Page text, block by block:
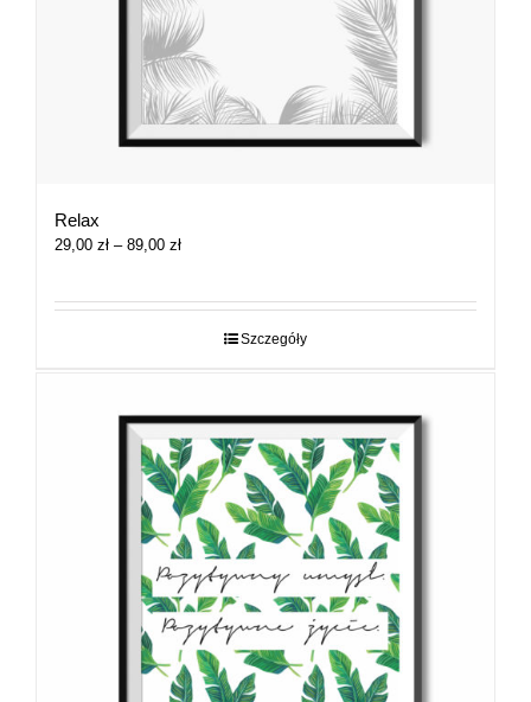
Relax
29,00 zł – 89,00 złZakres
29,00 zł
Szczegóły